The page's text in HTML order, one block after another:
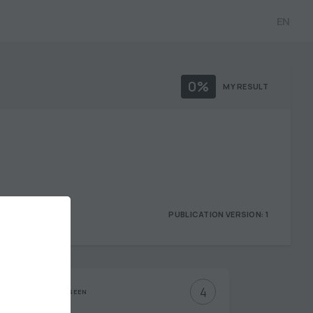
0% MY RESULT
PUBLICATION VERSION: 1
NOT SEEN 4